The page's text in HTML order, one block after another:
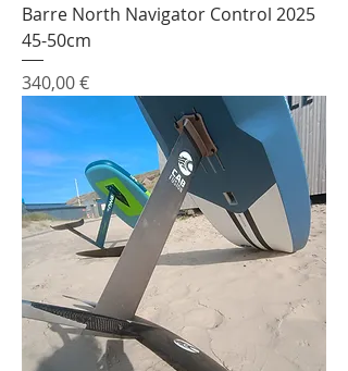
Barre North Navigator Control 2025
45-50cm
Prix
340,00 €